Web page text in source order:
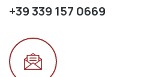
+39 339 157 0669